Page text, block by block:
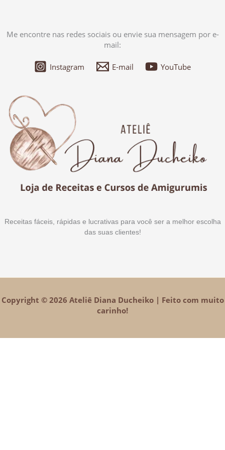
Me encontre nas redes sociais ou envie sua mensagem por e-
mail:
Instagram E-mail YouTube
Receitas fáceis, rápidas e lucrativas para você ser a melhor escolha
das suas clientes!
Copyright © 2026 Ateliê Diana Ducheiko | Feito com muito
carinho!